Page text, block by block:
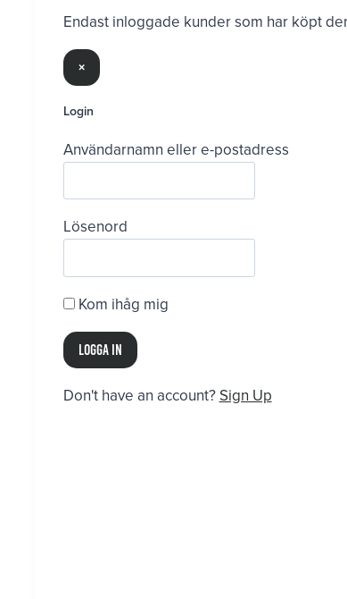
Endast inloggade kunder som har köpt
×
Login
Användarnamn eller e-postadress
Lösenord
Kom ihåg mig
Don't have an account? Sign Up